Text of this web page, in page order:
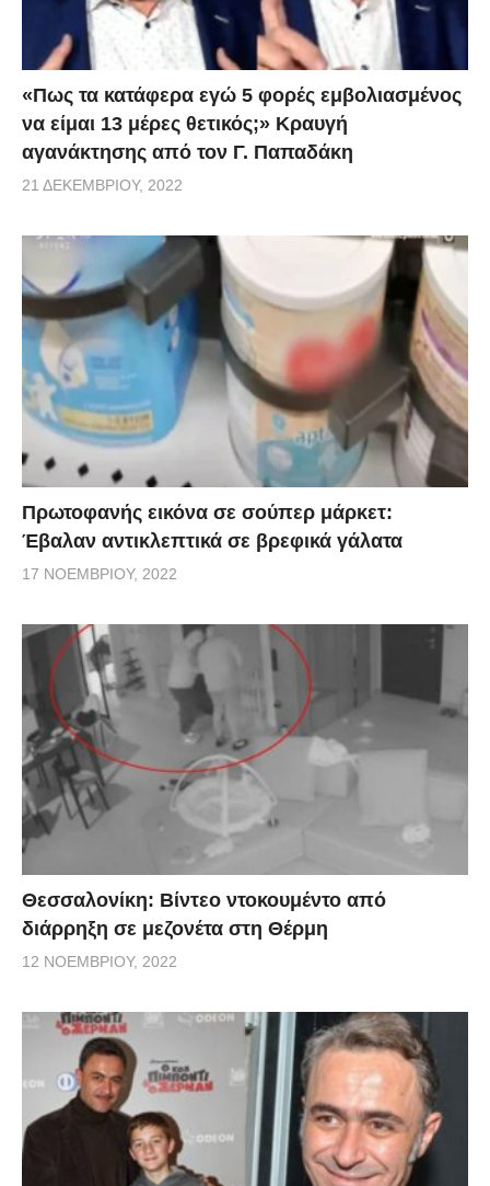
«Πως τα κατάφερα εγώ 5 φορές εμβoλιασμένος
να είμαι 13 μέρες θετικός;» Κραυγή
αγανάκτησης από τον Γ. Παπαδάκη
21 ΔΕΚΕΜΒΡΊΟΥ, 2022
Πρωτοφανής εικόνα σε σούπερ μάρκετ:
Έβαλαν αντικλεπτικά σε βρεφικά γάλατα
17 ΝΟΕΜΒΡΊΟΥ, 2022
Θεσσαλονίκη: Βίντεο ντοκουμέντο από
διάρρηξη σε μεζονέτα στη Θέρμη
12 ΝΟΕΜΒΡΊΟΥ, 2022